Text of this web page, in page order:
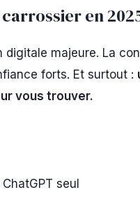
en
majeure. La
forts. Et surtout :
vous trouver.
seul